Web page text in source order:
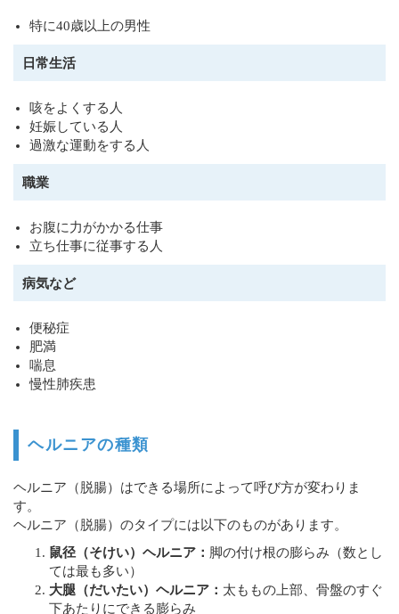
特に40歳以上の男性
日常生活
咳をよくする人
妊娠している人
過激な運動をする人
職業
お腹に力がかかる仕事
立ち仕事に従事する人
病気など
便秘症
肥満
喘息
慢性肺疾患
ヘルニアの種類
ヘルニア（脱腸）はできる場所によって呼び方が変わりま
す。
ヘルニア（脱腸）のタイプには以下のものがあります。
鼠径（そけい）ヘルニア： 脚の付け根の膨らみ（数とし
ては最も多い）
大腿（だいたい）ヘルニア： 太ももの上部、骨盤のすぐ
下あたりにできる膨らみ